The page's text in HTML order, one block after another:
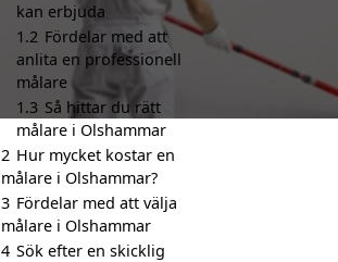
kan erbjuda
1.2 Fördelar med att
anlita en professionell
målare
1.3 Så hittar du rätt
målare i Olshammar
2 Hur mycket kostar en
målare i Olshammar?
3 Fördelar med att välja
målare i Olshammar
4 Sök efter en skicklig